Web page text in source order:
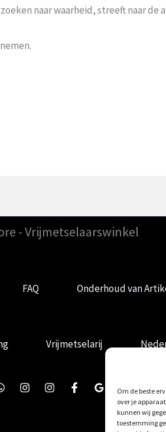
Om de beste
over je
kunnen wij
toestemming
naar waarheid, streeft naar de
- Vrijmetselaarswinkel
FAQ Onderhoud van
Vrijmetselarij